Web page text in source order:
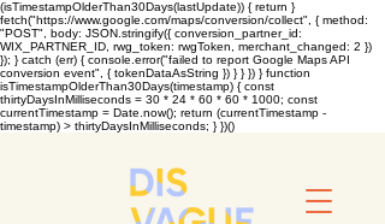
(isTimestampOlderThan30Days(lastUpdate)) { return }
fetch("https://www.google.com/maps/conversion/collect", { method:
"POST", body: JSON.stringify({ conversion_partner_id:
WIX_PARTNER_ID, rwg_token: rwgToken, merchant_changed: 2 })
}); } catch (err) { console.error("failed to report Google Maps API
conversion event", { tokenDataAsString }) } } }) } function
isTimestampOlderThan30Days(timestamp) { const
thirtyDaysInMilliseconds = 30 * 24 * 60 * 60 * 1000; const
currentTimestamp = Date.now(); return (currentTimestamp -
timestamp) > thirtyDaysInMilliseconds; } })()